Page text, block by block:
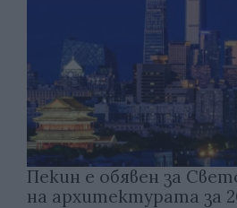
Пекин е обявен за
на архитектурата за